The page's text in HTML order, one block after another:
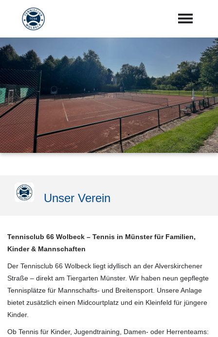
Startseite
Aktuelles
Vorstand
Training
Mannschaften
"Jetzt Mitglied werden"
Unser Verein
Tennisclub 66 Wolbeck – Tennis in Münster für Familien,
Kinder & Mannschaften
Der Tennisclub 66 Wolbeck liegt idyllisch an der Alverskirchener
Straße – direkt am Tiergarten Münster. Wir haben neun gepflegte
Tennisplätze für Mannschafts- und Breitensport. Unsere Anlage
bietet zusätzlich einen Midcourtplatz und ein Kleinfeld für jüngere
Kinder.
Ob Tennis für Kinder, Jugendtraining, Damen- oder Herrenteams: